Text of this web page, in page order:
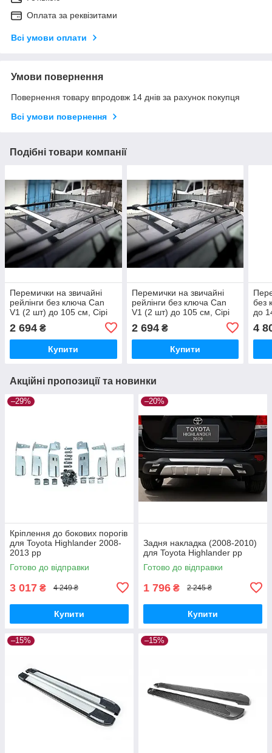
Оплата за реквізитами
Всі умови оплати
Умови повернення
Повернення товару впродовж 14 днів за рахунок покупця
Всі умови повернення
Подібні товари компанії
Перемички на звичайні
рейлінги без ключа Can
V1 (2 шт) до 105 см, Сірі
2018 рр
2 694 ₴
Купити
Перемички на звичайні
рейлінги без ключа Can
V1 (2 шт) до 105 см, Сірі
2013 рр
2 694₴
Купити
без
до
4
Акційні пропозиції та новинки
–29%
Кріплення до бокових порогів
для Toyota Highlander 2008-
2013 рр
Готово до відправки
3 017 ₴ 4 249 ₴
Купити
–20%
Задня накладка (2008-2010)
для Toyota Highlander рр
Готово до відправки
1 796 ₴ 2 245 ₴
Купити
–15% –15%